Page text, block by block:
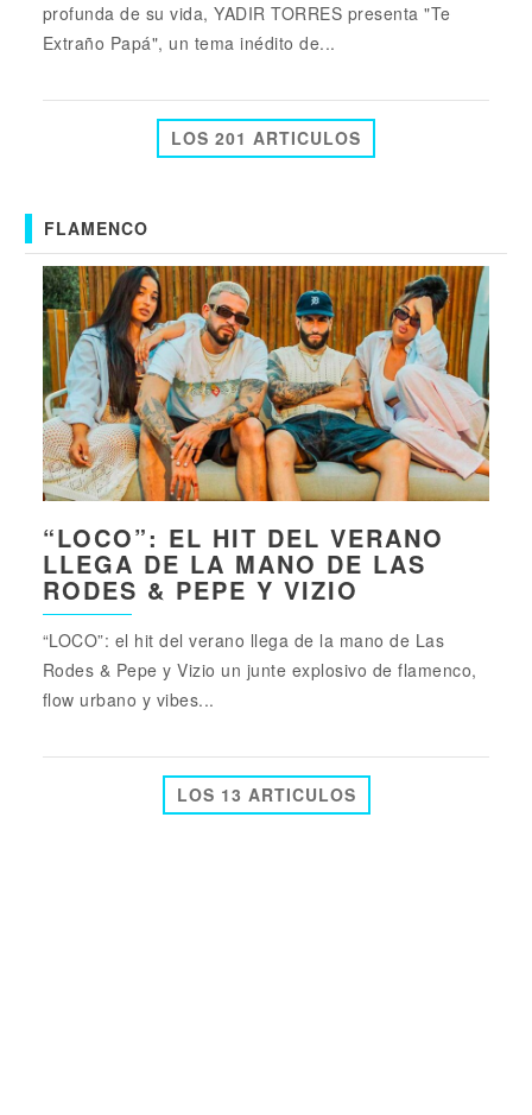
profunda de su vida, YADIR TORRES presenta "Te
Extraño Papá", un tema inédito de...
LOS 201 ARTICULOS
FLAMENCO
“LOCO”: EL HIT DEL VERANO
LLEGA DE LA MANO DE LAS
RODES & PEPE Y VIZIO
“LOCO”: el hit del verano llega de la mano de Las
Rodes & Pepe y Vizio un junte explosivo de flamenco,
flow urbano y vibes...
LOS 13 ARTICULOS